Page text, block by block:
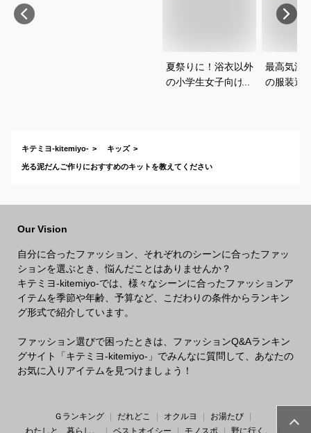
夏祭りに！浴衣以外
の小学生女子向け服
最高気温
の服装選
キテミヨ-kitemiyo- キッズ
光る泥だんご作りにおすすめのキットを教えてください
Our Vision
自分に合ったファッション、それぞれのシーンに合ったファッ
ションを選ぶとき、悩んだことはありませんか？
キテミヨ-kitemiyo-では、様々なシーンに合ったファッションア
イテムを季節や年齢、予算など、こだわりの条件からランキン
グ形式で紹介しています。
ファッション選びで困ったときは、ファッションQ&Aランキン
グサイト「キテミヨ-kitemiyo-」でみんなに質問して、あなたの
お気に入りアイテムを見つけましょう！
Ｇランキング だれどこ オクルヨ
お湯たび